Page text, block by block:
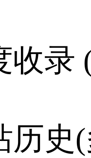
收录
历史